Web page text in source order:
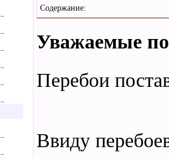
Содержание:
Уважаемые
Перебои
Ввиду